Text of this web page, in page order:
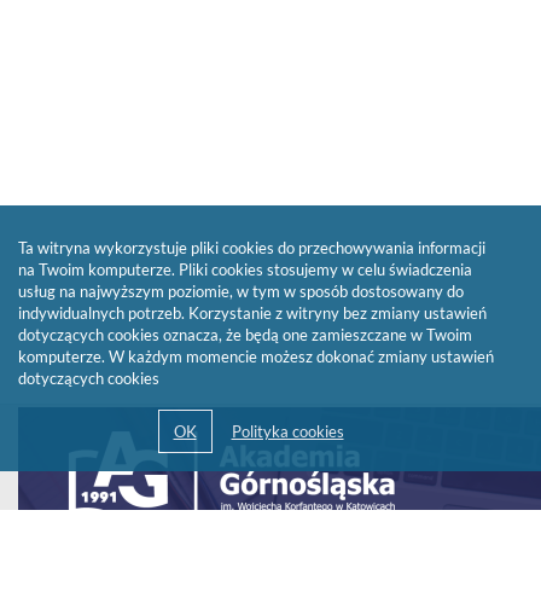
się
w
Ta witryna wykorzystuje pliki cookies do przechowywania informacji
na Twoim komputerze. Pliki cookies stosujemy w celu świadczenia
usług na najwyższym poziomie, w tym w sposób dostosowany do
indywidualnych potrzeb. Korzystanie z witryny bez zmiany ustawień
dotyczących cookies oznacza, że będą one zamieszczane w Twoim
komputerze. W każdym momencie możesz dokonać zmiany ustawień
dotyczących cookies